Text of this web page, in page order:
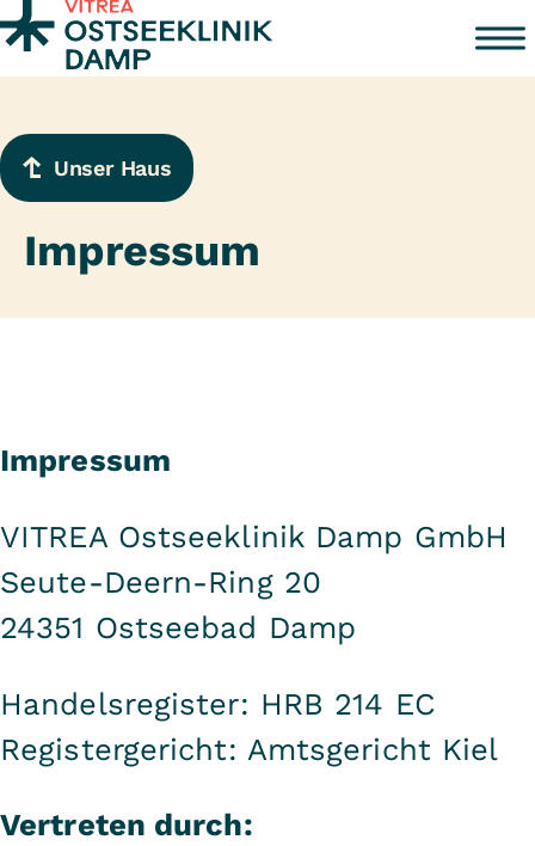
Zum Inhalt springen
Unser Haus
Impressum
Impressum
VITREA Ostseeklinik Damp GmbH
Seute-Deern-Ring 20
24351 Ostseebad Damp
Handelsregister: HRB 214 EC
Registergericht: Amtsgericht Kiel
Vertreten durch: